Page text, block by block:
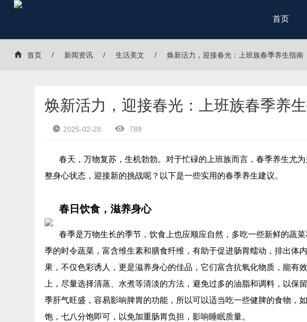
首页
首页 新闻资讯 生活美文 焕新活力，迎接春光：上班族春季养生指南
焕新活力，迎接春光：上班族春季养
2025-02-28 788
春天，万物复苏，生机勃勃。对于忙碌的上班族而言，春季养生尤
整身心状态，迎接新的挑战呢？以下是一些实用的春季养生建议。
春日饮食，滋养身心
春季是万物生长的季节，饮食上也应顺应自然，多吃一些新鲜的蔬
季的时令蔬菜，富含维生素和膳食纤维，有助于促进肠胃蠕动，排出体
果，不仅色彩诱人，更是滋养身心的佳品，它们富含抗氧化物质，能有
上，尽量选择清蒸、水煮等清淡的方法，避免过多的油脂和调料，以保
季肝气旺盛，容易影响脾胃的功能，所以可以适当吃一些健脾的食物，
饱，七八分饱即可，以免加重肠胃负担，影响睡眠质量。